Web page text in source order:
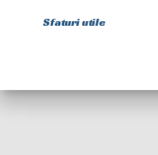
Sfaturi utile